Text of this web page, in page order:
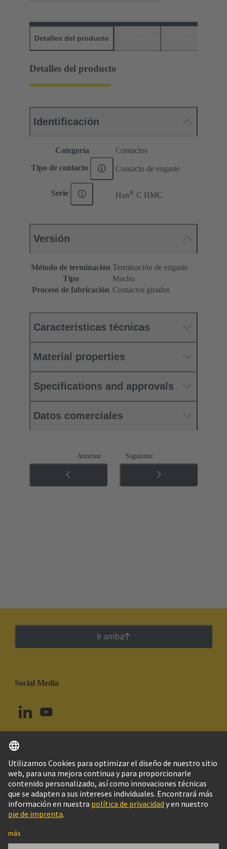
Detalles del producto
Detalles del producto
Identificación
Categoría Contactos
Tipo de contacto Contacto de engaste
Serie Han® C HMC
Versión
Método de terminación Terminación de engaste
Tipo
Macho
Proceso de fabricación Contactos girados
Características técnicas
Material properties
Specifications and approvals
Datos comerciales
Anterior Siguiente
Ir arriba
Social Media
Uruguay Español
© Grupo Tecnológico HARTING
Configuración de cookies